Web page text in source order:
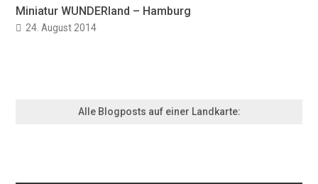
Miniatur WUNDERland – Hamburg
24. August 2014
Alle Blogposts auf einer Landkarte: